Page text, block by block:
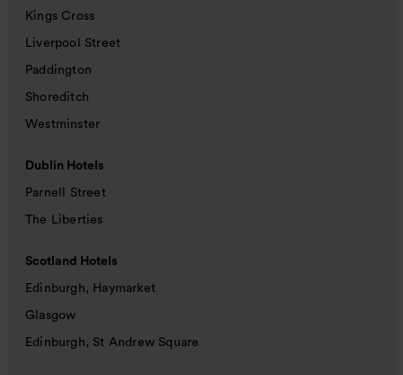
Kings Cross
Liverpool Street
Paddington
Shoreditch
Westminster
Dublin Hotels
Parnell Street
The Liberties
Scotland Hotels
Edinburgh, Haymarket
Glasgow
Edinburgh, St Andrew Square